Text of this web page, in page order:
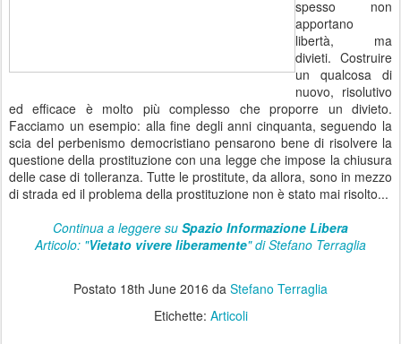
spesso non
apportano
libertà, ma
divieti. Costruire
un qualcosa di
nuovo, risolutivo
ed efficace è molto più complesso che proporre un divieto.
Facciamo un esempio: alla fine degli anni cinquanta, seguendo la
scia del perbenismo democristiano pensarono bene di risolvere la
questione della prostituzione con una legge che impose la chiusura
delle case di tolleranza. Tutte le prostitute, da allora, sono in mezzo
di strada ed il problema della prostituzione non è stato mai risolto...
Continua a leggere su Spazio Informazione Libera
Articolo: "Vietato vivere liberamente" di Stefano Terraglia
Postato 18th June 2016 da Stefano Terraglia
Etichette: Articoli